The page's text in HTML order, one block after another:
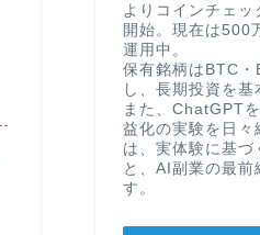
よりコインチェ
開始。現在は500
運用中。
保有銘柄はBTC・
し、長期投資を基
また、ChatGPT
益化の実験を日々
は、実体験に基づ
と、AI副業の最前
す。